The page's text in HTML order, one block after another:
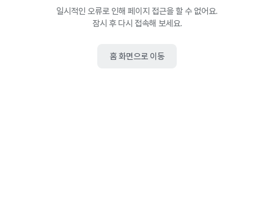
일시적인 오류로 인해 페이지 접근을 할 수 없어요.
잠시 후 다시 접속해 보세요.
홈 화면으로 이동